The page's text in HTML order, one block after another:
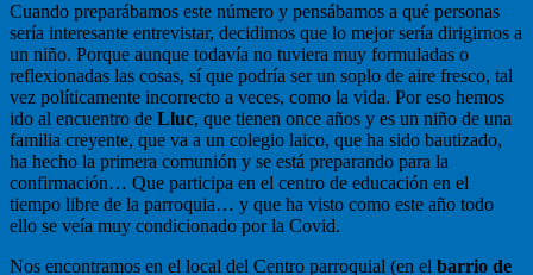
Cuando preparábamos este número y pensábamos a qué personas
sería interesante entrevistar, decidimos que lo mejor sería dirigirnos a
un niño. Porque aunque todavía no tuviera muy formuladas o
reflexionadas las cosas, sí que podría ser un soplo de aire fresco, tal
vez políticamente incorrecto a veces, como la vida. Por eso hemos
ido al encuentro de Lluc, que tienen once años y es un niño de una
familia creyente, que va a un colegio laico, que ha sido bautizado,
ha hecho la primera comunión y se está preparando para la
confirmación… Que participa en el centro de educación en el
tiempo libre de la parroquia… y que ha visto como este año todo
ello se veía muy condicionado por la Covid.
Nos encontramos en el local del Centro parroquial (en el barrio de